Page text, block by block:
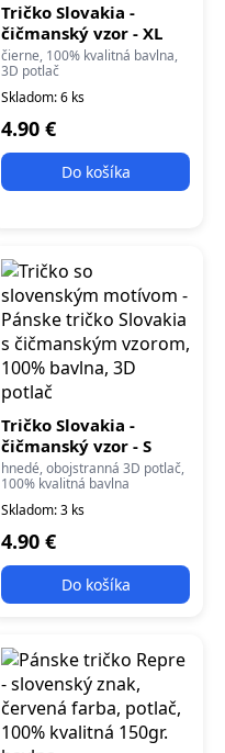
Tričko Slovakia -
čičmanský vzor - XL
čierne, 100% kvalitná bavlna,
3D potlač
Skladom: 6 ks
4.90 €
Do košíka
Tričko Slovakia -
čičmanský vzor - S
hnedé, obojstranná 3D potlač,
100% kvalitná bavlna
Skladom: 3 ks
4.90 €
Do košíka